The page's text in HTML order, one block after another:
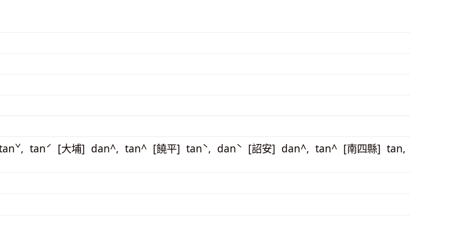
tanˊ [大埔] dan^, tan^ [饒平] tanˋ, danˋ [詔安] dan^, tan^ [南四縣] tan,